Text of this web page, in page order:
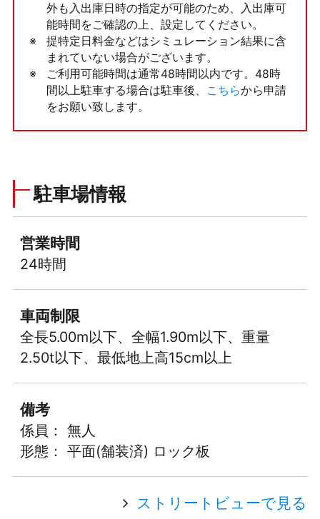
外も入出庫日時の指定が可能のため、入出庫可
能時間をご確認の上、設定してください。
提特定日料金などはシミュレーション結果に含
まれていない場合がございます。
ご利用可能時間は通常48時間以内です。48時
間以上駐車する場合は駐車後、
こちらから申請
をお願い致します。
駐車場情報
営業時間
24時間
車両制限
全長5.00m以下、全幅1.90m以下、重量
2.50t以下、最低地上高15cm以上
備考
係員： 無人
形態： 平面(舗装済) ロック板
ストリートビューで見る